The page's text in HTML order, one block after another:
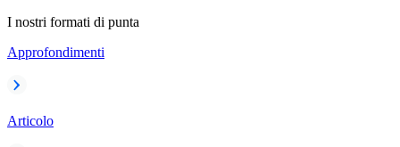
I nostri formati di punta
Approfondimenti
Articolo